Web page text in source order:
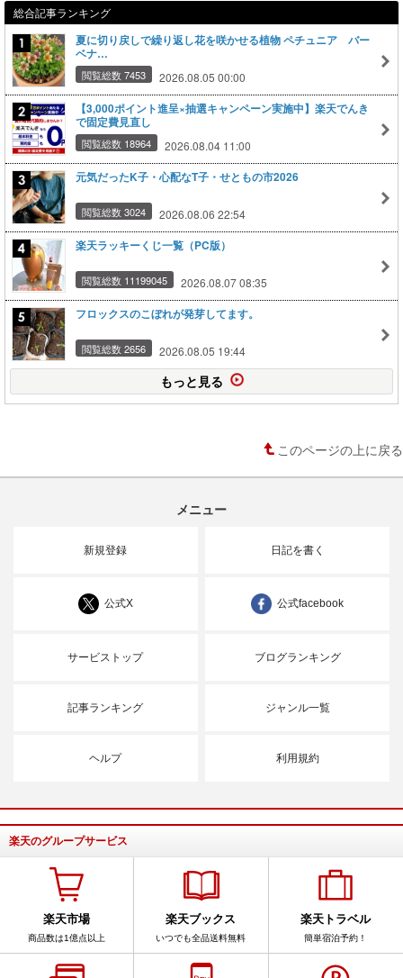
総合記事ランキング
夏に切り戻しで繰り返し花を咲かせる植物 ペチュニア バー
ベナ…
閲覧総数 7453 2026.08.05 00:00
【3,000ポイント進呈×抽選キャンペーン実施中】楽天でんき
で固定費見直し
閲覧総数 18964 2026.08.04 11:00
元気だったK子・心配なT子・せともの市2026
閲覧総数 3024 2026.08.06 22:54
楽天ラッキーくじ一覧（PC版）
閲覧総数 11199045 2026.08.07 08:35
フロックスのこぼれが発芽してます。
閲覧総数 2656 2026.08.05 19:44
もっと見る
このページの上に戻る
メニュー
新規登録 日記を書く
公式X 公式facebook
サービストップ ブログランキング
記事ランキング ジャンル一覧
ヘルプ 利用規約
楽天のグループサービス
楽天市場
商品数は1億点以上
楽天ブックス
いつでも全品送料無料
楽天トラベル
簡単宿泊予約！